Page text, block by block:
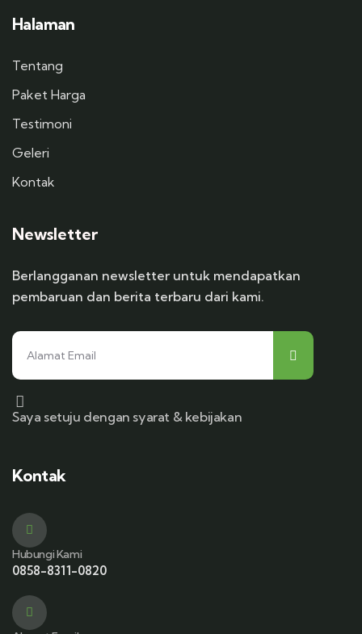
Halaman
Tentang
Paket Harga
Testimoni
Geleri
Kontak
Newsletter
Berlangganan newsletter untuk mendapatkan
pembaruan dan berita terbaru dari kami.
Saya setuju dengan syarat & kebijakan
Kontak
Hubungi Kami
0858-8311-0820